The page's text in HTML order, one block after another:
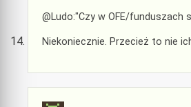
@Ludo:"Czy w OFE/funduszach
Niekoniecznie. Przecież to nie